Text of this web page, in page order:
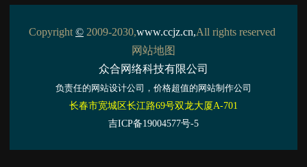
Copyright © 2009-2030,www.ccjz.cn,All rights reserved
网站地图
众合网络科技有限公司
负责任的 网站设计公司，价格超值的 网站制作公司
长春市宽城区长江路69号双龙大厦A-701
吉ICP备19004577号-5